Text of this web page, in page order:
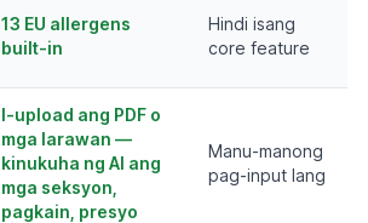
13 EU allergens
built-in
Hindi isang
core feature
I-upload ang PDF o
mga larawan —
kinukuha ng AI ang
mga seksyon,
pagkain, presyo
Manu-manong
pag-input lang